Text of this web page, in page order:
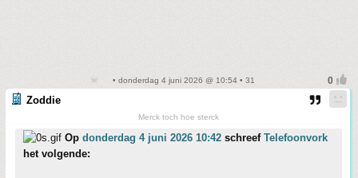
• donderdag 4 juni 2026 @ 10:54 • 31
Zoddie
Merck toch hoe sterck
Op donderdag 4 juni 2026 10:42 schreef Telefoonvork
het volgende: